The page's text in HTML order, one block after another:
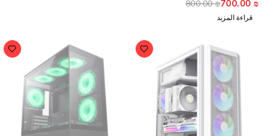
800.00₪700.00
قراءة المزيد